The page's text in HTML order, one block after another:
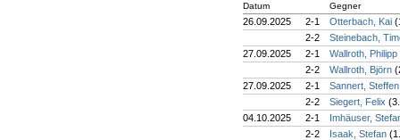
Datum Gegner
26.09.2025 2-1 Otterbach, Kai
2-2
Steinebach,
27.09.2025
2-1
Wallroth, Philipp
2-2
Wallroth, Björn
27.09.2025
2-1
Sannert,
2-2
Siegert, Felix
04.10.2025
2-1
Imhäuser,
2-2
Isaak, Stefan